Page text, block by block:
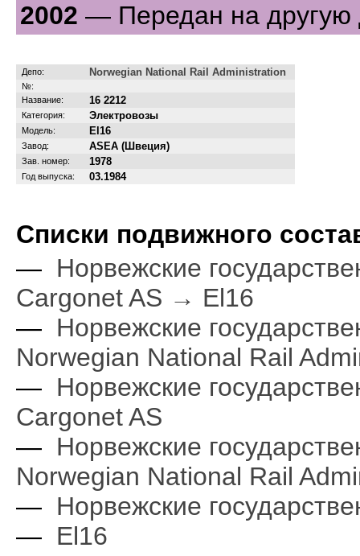
2002 — Передан на другую
Депо: Norwegian National Rail Administration
№:
Название:
16 2212
Категория: Электровозы
Модель: El16
Завод: ASEA (Швеция)
Зав. номер: 1978
Год выпуска: 03.1984
Cписки подвижного
— Норвежские
Cargonet AS → El16
— Норвежские
Norwegian National Rail
— Норвежские
Cargonet AS
— Норвежские
Norwegian National Rail
— Норвежские
— El16